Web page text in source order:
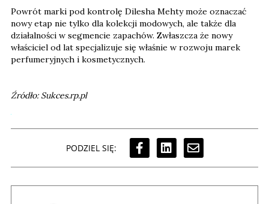
Powrót marki pod kontrolę Dilesha Mehty może oznaczać
nowy etap nie tylko dla kolekcji modowych, ale także dla
działalności w segmencie zapachów. Zwłaszcza że nowy
właściciel od lat specjalizuje się właśnie w rozwoju marek
perfumeryjnych i kosmetycznych.
Źródło: Sukces.rp.pl
PODZIEL SIĘ: